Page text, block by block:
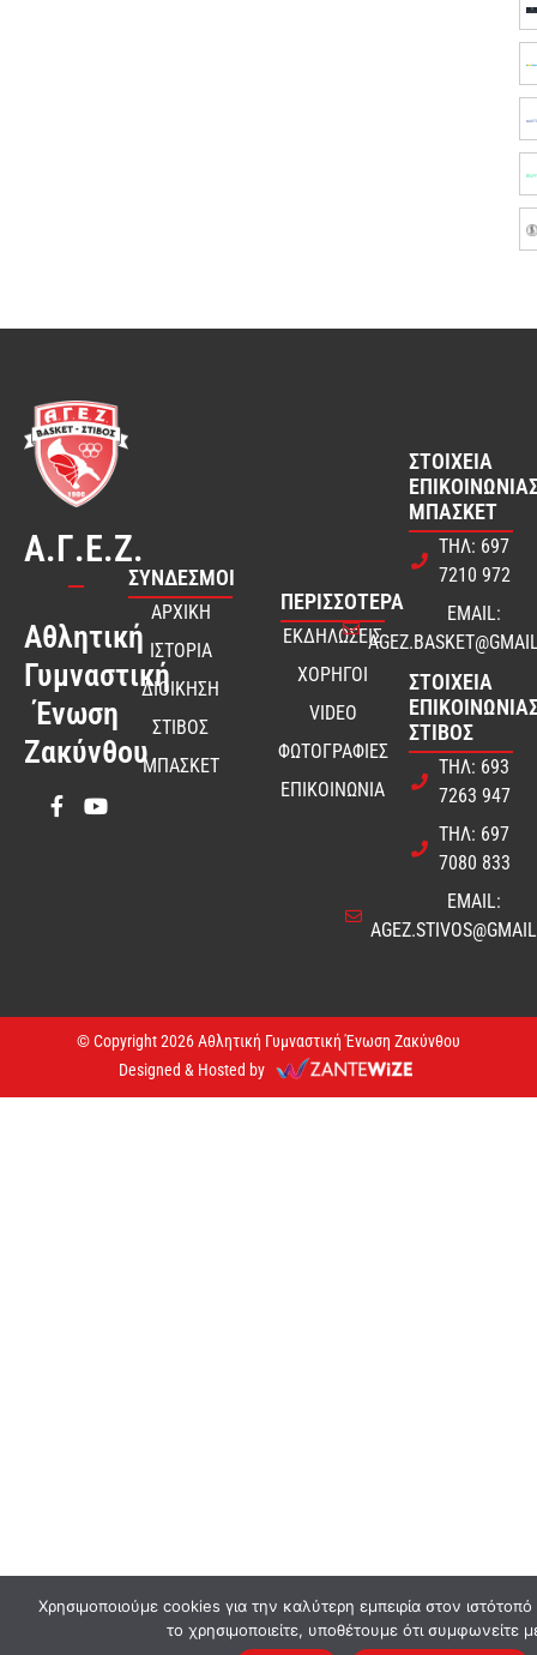
Α.Γ.Ε.Ζ.
Αθλητική
Γυμναστική
Ένωση
Ζακύνθου
ΣΎΝΔΕΣΜΟΙ
ΑΡΧΙΚΗ
ΙΣΤΟΡΙΑ
ΔΙΟΙΚΗΣΗ
ΣΤΙΒΟΣ
ΜΠΑΣΚΕΤ
ΠΕΡΙΣΣΟΤΕΡΑ
ΕΚΔΗΛΩΣΕΙΣ
ΧΟΡΗΓΟΙ
VIDEO
ΦΩΤΟΓΡΑΦΙΕΣ
ΕΠΙΚΟΙΝΩΝΙΑ
ΣΤΟΙΧΕΊΑ
ΜΠΆΣΚΕΤ
ΤΗΛ: 697
7210 972
EMAIL:
ΣΤΟΙΧΕΊΑ
ΣΤΊΒΟΣ
ΤΗΛ: 693
7263 947
ΤΗΛ: 697
7080 833
EMAIL:
© Copyright 2026 Αθλητική Γυμναστική Ένωση Ζακύνθου
Designed & Hosted by
Χρησιμοποιούμε cookies για την καλύτερη εμπειρία στον
το χρησιμοποιείτε, υποθέτουμε ότι συμφωνείτε